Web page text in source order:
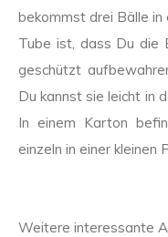
bekommst drei Bälle
Tube ist, dass Du die
geschützt
Du kannst sie leicht in
In einem Karton
einzeln in einer kleinen
Weitere interessante